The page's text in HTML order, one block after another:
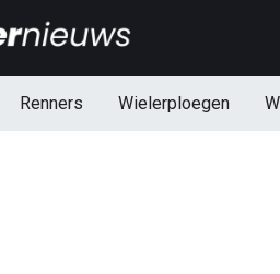
Renners Wielerploegen